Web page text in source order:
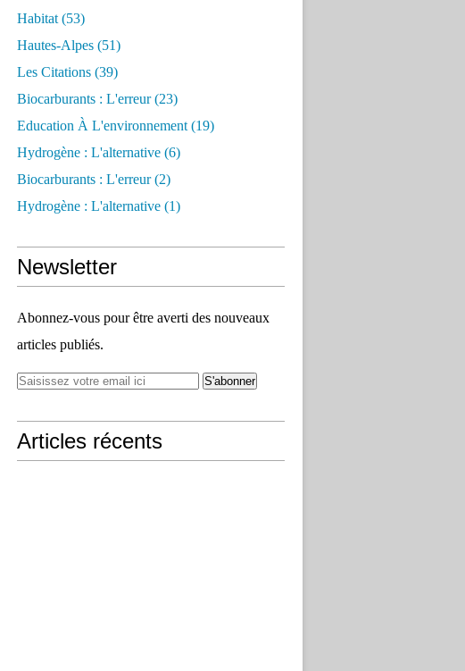
Habitat (53)
Hautes-Alpes (51)
Les Citations (39)
Biocarburants : L'erreur(23)
Education À L'environnement (19)
Hydrogène : L'alternative (6)
Biocarburants : L'erreur(2)
Hydrogène : L'alternative (1)
Newsletter
Abonnez-vous pour être averti des nouveaux
articles publiés.
Articles récents